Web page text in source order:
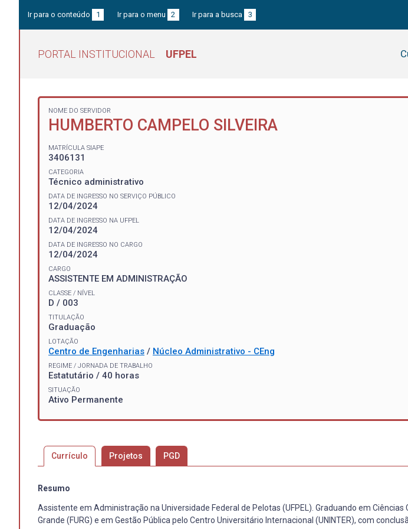
Ir para o conteúdo 1 Ir para o menu 2 Ir para a busca 3
PORTAL INSTITUCIONAL UFPEL
NOME DO SERVIDOR
HUMBERTO CAMPELO SILVEIRA
MATRÍCULA SIAPE
3406131
CATEGORIA
Técnico administrativo
DATA DE INGRESSO NO SERVIÇO PÚBLICO
12/04/2024
DATA DE INGRESSO NA UFPEL
12/04/2024
DATA DE INGRESSO NO CARGO
12/04/2024
CARGO
ASSISTENTE EM ADMINISTRAÇÃO
CLASSE / NÍVEL
D / 003
TITULAÇÃO
Graduação
LOTAÇÃO
Centro de Engenharias / Núcleo Administrativo - CEng
REGIME / JORNADA DE TRABALHO
Estatutário / 40 horas
SITUAÇÃO
Ativo Permanente
Currículo Projetos PGD
Resumo
Assistente em Administração na Universidade Federal de Pelotas (UFPEL). Graduando em Ciências
Grande (FURG) e em Gestão Pública pelo Centro Universitário Internacional (UNINTER), com